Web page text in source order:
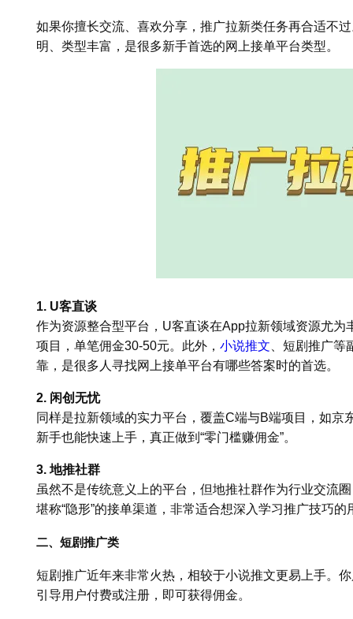
如果你擅长交流、喜欢分享，推广拉新类任务再合适不
明、类型丰富，是很多新手首选的网上接单平台类型。
1. U客直谈
作为资源整合型平台，U客直谈在App拉新领域资源尤
项目，单笔佣金30-50元。此外， 小说推文 、短剧推广
靠，是很多人寻找网上接单平台有哪些答案时的首选。
2. 闲创无忧
同样是拉新领域的实力平台，覆盖C端与B端项目，如京
新手也能快速上手，真正做到“零门槛赚佣金”。
3. 地推社群
虽然不是传统意义上的平台，但地推社群作为行业交流
堪称“隐形”的接单渠道，非常适合想深入学习推广技巧的
二、短剧推广类
短剧推广近年来非常火热，相较于小说推文更易上手。
引导用户付费或注册，即可获得佣金。